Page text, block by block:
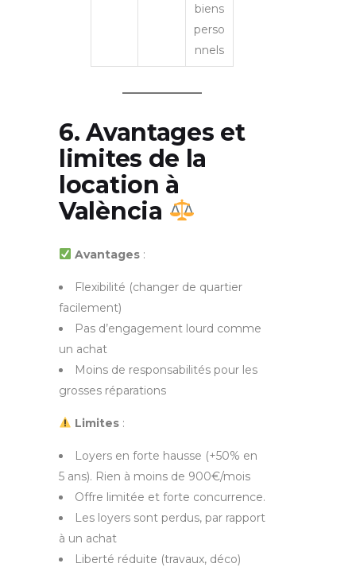
biens
perso
nnels
6. Avantages et
limites de la
location à
València
Avantages:
Flexibilité (changer de quartier
facilement)
Pas d’engagement lourd comme
un achat
Moins de responsabilités pour les
grosses réparations
Limites:
Loyers en forte hausse (+50% en
5 ans). Rien à moins de 900€/mois
Offre limitée et forte concurrence.
Les loyers sont perdus, par rapport
à un achat
Liberté réduite (travaux, déco)